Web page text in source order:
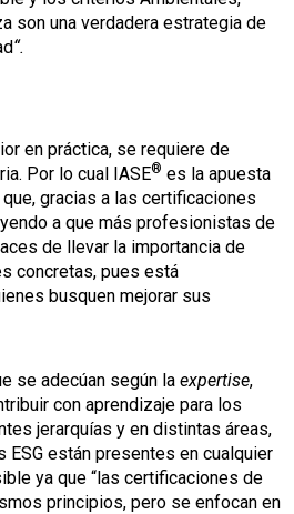
son una verdadera estrategia de
“.
en práctica, se requiere de
Por lo cual IASE® es la apuesta
que, gracias a las certificaciones
a que más profesionistas de
de llevar la importancia de
concretas, pues está
busquen mejorar sus
se adecúan según la expertise,
con aprendizaje para los
jerarquías y en distintas áreas,
ESG están presentes en cualquier
ya que “las certificaciones de
principios, pero se enfocan en